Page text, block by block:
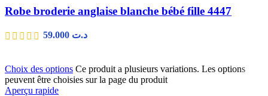
Robe broderie anglaise blanche bébé fille 4447
د.ت
Choix des options Ce produit a plusieurs variations. Les options
peuvent être choisies sur la page du produit
Aperçu rapide